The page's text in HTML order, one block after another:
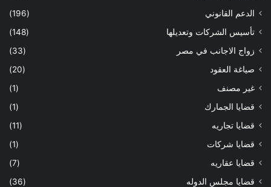
الدعم القانوني
(196)
تأسيس الشركات وتعديلها
(148)
زواج الاجانب في مصر
(33)
صياغة العقود
(20)
غير مصنف
(1)
قضايا الجمارك
(1)
قضايا تجاريه
(11)
قضايا شركات
(1)
قضايا عقاريه
(7)
قضايا مجلس الدوله
(36)